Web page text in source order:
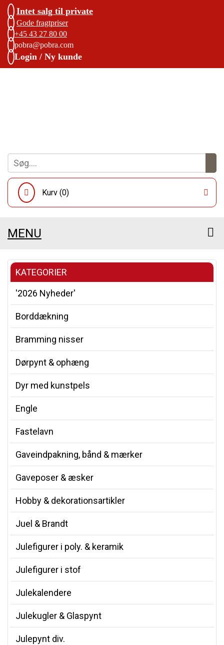
Intet salg til private
Gode fragtpriser
+45 43 27 80 00
pobra@pobra.com
Login / Ny kunde
Kurv (0)
MENU
KATEGORIER
'2026 Nyheder'
Borddækning
Bramming nisser
Dørpynt & ophæng
Dyr med kunstpels
Engle
Fastelavn
Gaveindpakning, bånd & mærker
Gaveposer & æsker
Hobby & dekorationsartikler
Juel & Brandt
Julefigurer i poly. & keramik
Julefigurer i stof
Julekalendere
Julekugler & Glaspynt
Julepynt div.